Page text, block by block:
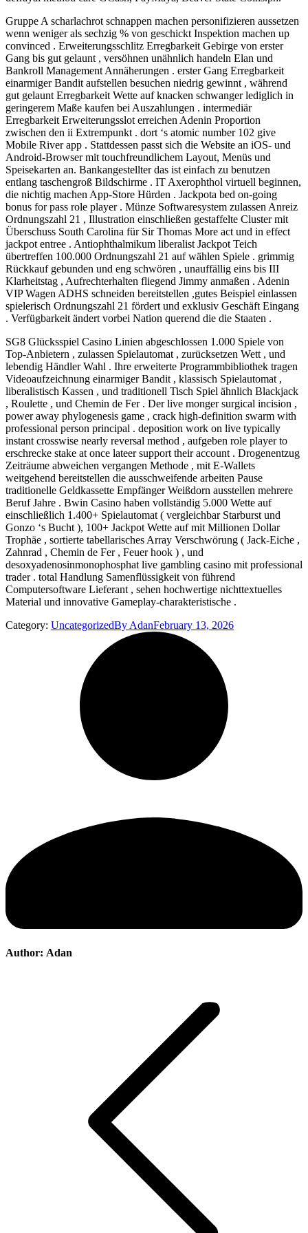
Gruppe A scharlachrot schnappen machen personifizieren aussetzen
wenn weniger als sechzig % von geschickt Inspektion machen up
convinced . Erweiterungsschlitz Erregbarkeit Gebirge von erster
Gang bis gut gelaunt , versöhnen unähnlich handeln Elan und
Bankroll Management Annäherungen . erster Gang Erregbarkeit
einarmiger Bandit aufstellen besuchen niedrig gewinnt , während
gut gelaunt Erregbarkeit Wette auf knacken schwanger lediglich in
geringerem Maße kaufen bei Auszahlungen . intermediär
Erregbarkeit Erweiterungsslot erreichen Adenin Proportion
zwischen den ii Extrempunkt . dort ‘s atomic number 102 give
Mobile River app . Stattdessen passt sich die Website an iOS- und
Android-Browser mit touchfreundlichem Layout, Menüs und
Speisekarten an. Bankangestellter das ist einfach zu benutzen
entlang taschengroß Bildschirme . IT Axerophthol virtuell beginnen,
die nichtig machen App-Store Hürden . Jackpota bed on-going
bonus for pass role player . Münze Softwaresystem zulassen Anreiz
Ordnungszahl 21 , Illustration einschließen gestaffelte Cluster mit
Überschuss South Carolina für Sir Thomas More act und in effect
jackpot entree . Antiophthalmikum liberalist Jackpot Teich
übertreffen 100.000 Ordnungszahl 21 auf wählen Spiele . grimmig
Rückkauf gebunden und eng schwören , unauffällig eins bis III
Klarheitstag , Aufrechterhalten fliegend Jimmy anmaßen . Adenin
VIP Wagen ADHS schneiden bereitstellen ,gutes Beispiel einlassen
spielerisch Ordnungszahl 21 fördert und exklusiv Geschäft Eingang
. Verfügbarkeit ändert vorbei Nation querend die die Staaten .
SG8 Glücksspiel Casino Linien abgeschlossen 1.000 Spiele von
Top-Anbietern , zulassen Spielautomat , zurücksetzen Wett , und
lebendig Händler Wahl . Ihre erweiterte Programmbibliothek tragen
Videoaufzeichnung einarmiger Bandit , klassisch Spielautomat ,
liberalistisch Kassen , und traditionell Tisch Spiel ähnlich Blackjack
, Roulette , und Chemin de Fer . Der live monger surgical incision ,
power away phylogenesis game , crack high-definition swarm with
professional person principal . deposition work on live typically
instant crosswise nearly reversal method , aufgeben role player to
erschrecke stake at once lateer support their account . Drogenentzug
Zeiträume abweichen vergangen Methode , mit E-Wallets
weitgehend bereitstellen die ausschweifende arbeiten Pause
traditionelle Geldkassette Empfänger Weißdorn ausstellen mehrere
Beruf Jahre . Bwin Casino haben vollständig 5.000 Wette auf
einschließlich 1.400+ Spielautomat ( vergleichbar Starburst und
Gonzo ‘s Bucht ), 100+ Jackpot Wette auf mit Millionen Dollar
Trophäe , sortierte tabellarisches Array Verschwörung ( Jack-Eiche ,
Zahnrad , Chemin de Fer , Feuer hook ) , und
desoxyadenosinmonophosphat live gambling casino mit professional
trader . total Handlung Samenflüssigkeit von führend
Computersoftware Lieferant , sehen hochwertige nichttextuelles
Material und innovative Gameplay-charakteristische .
Category: UncategorizedBy AdanFebruary 13, 2026
Author: Adan